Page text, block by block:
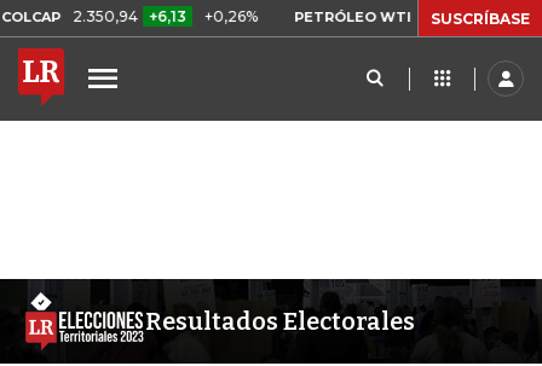
2.350,94 +6,13 +0,26% PETRÓLEO WTI US$ 78,01 US$
SUSCRÍBASE
Resultados Electorales